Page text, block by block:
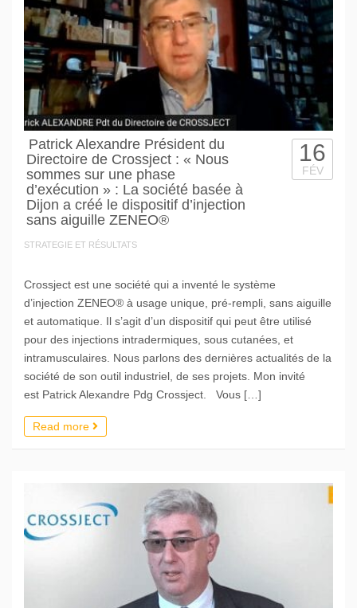
Patrick Alexandre Président du
Directoire de Crossject : « Nous
sommes sur une phase
d’exécution » : La société basée à
Dijon a créé le dispositif d’injection
sans aiguille ZENEO®
STRATEGIE ET RÉSULTATS
16
FÉV
Crossject est une société qui a inventé le système
d’injection ZENEO® à usage unique, pré-rempli, sans aiguille
et automatique. Il s’agit d’un dispositif qui peut être utilisé
pour des injections intradermiques, sous cutanées, et
intramusculaires. Nous parlons des dernières actualités de la
société de son outil industriel, de ses projets. Mon invité
est Patrick Alexandre Pdg Crossject. Vous […]
Read more